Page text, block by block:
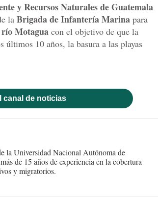
y Recursos Naturales de Guatemala
la Brigada de Infantería Marina para
río Motagua con el objetivo de que la
10 años, la basura a las playas
canal de noticias
la Universidad Nacional Autónoma de
de 15 años de experiencia en la cobertura
y migratorios.